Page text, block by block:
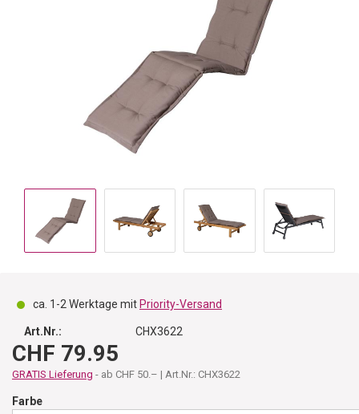
ca. 1-2 Werktage mit Priority-Versand
Art.Nr.: CHX3622
CHF 79.95
GRATIS Lieferung - ab CHF 50.– | Art.Nr.: CHX3622
Farbe